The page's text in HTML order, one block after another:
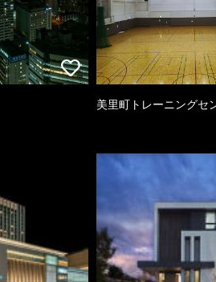
美里町トレーニングセ